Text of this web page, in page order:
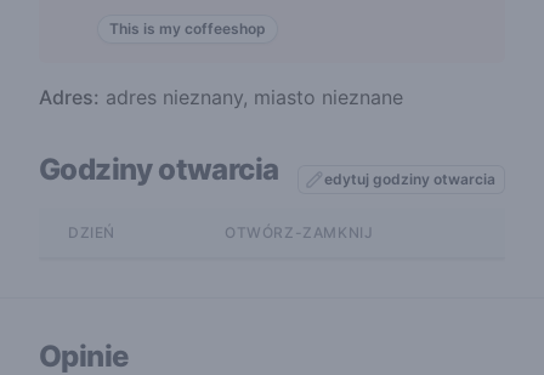
This is my coffeeshop
Adres: adres nieznany, miasto nieznane
Godziny otwarcia edytuj godziny otwarcia
DZIEŃ OTWÓRZ-ZAMKNIJ
Opinie